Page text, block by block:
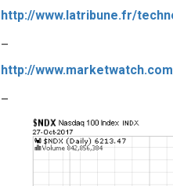
–
http://
–